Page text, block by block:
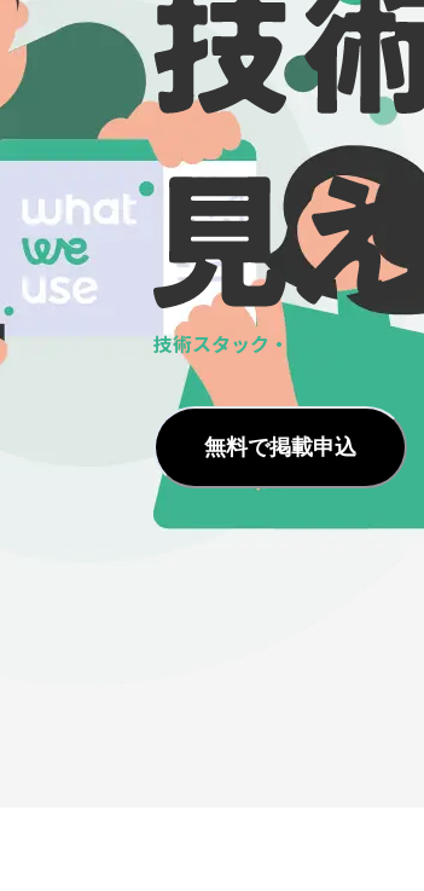
技術スタック・ツールの デー
無料で掲載申込